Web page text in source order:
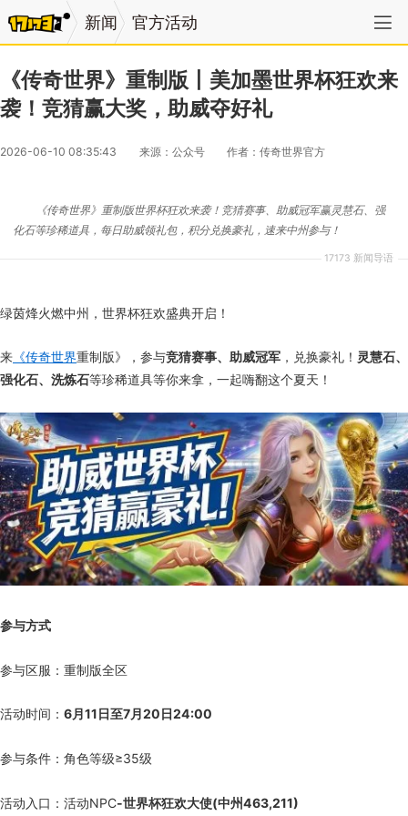
新闻 官方活动
《传奇世界》重制版丨美加墨世界杯狂欢来
袭！竞猜赢大奖，助威夺好礼
2026-06-10 08:35:43 来源：公众号 作者：传奇世界官方
17173 新闻导语
《传奇世界》重制版世界杯狂欢来袭！竞猜赛事、助威冠军赢灵慧石、强
化石等珍稀道具，每日助威领礼包，积分兑换豪礼，速来中州参与！
绿茵烽火燃中州，世界杯狂欢盛典开启！
来 《传奇世界重制版》，参与竞猜赛事、助威冠军 ，兑换豪礼！ 灵慧石、
强化石、洗炼石等珍稀道具等你来拿，一起嗨翻这个夏天！
参与方式
参与区服：重制版全区
活动时间： 6月11日至7月20日24:00
参与条件：角色等级≥35级
活动入口：活动NPC-世界杯狂欢大使(中州463,211)